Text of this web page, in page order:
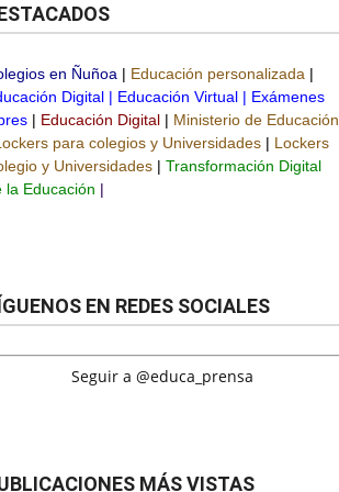
en Ñuñoa | Educación personalizada |
Digital | Educación Virtual | Exámenes
| Educación Digital | Ministerio de Educación
para colegios y Universidades | Lockers
y Universidades | Transformación Digital
la Educación |
EN REDES SOCIALES
Seguir a @educa_prensa
MÁS VISTAS